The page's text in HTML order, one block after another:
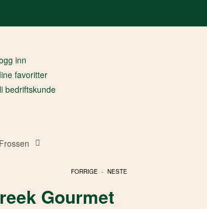
inn
favoritter
bedriftskunde
Frossen
FORRIGE NESTE
Gourmet